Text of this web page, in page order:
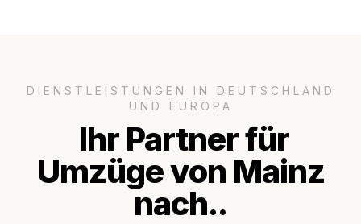
DIENSTLEISTUNGEN IN DEUTSCHLAND
UND EUROPA
Ihr Partner für
Umzüge von Mainz
nach..